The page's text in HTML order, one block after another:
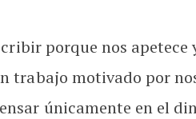
porque nos apetece
trabajo motivado por
únicamente en el